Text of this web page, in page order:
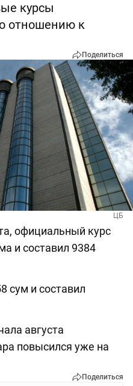
курсы
отношению к
Поделиться
ЦБ
официальный курс
и составил 9384
сум и составил
августа
повысился уже на
Поделиться